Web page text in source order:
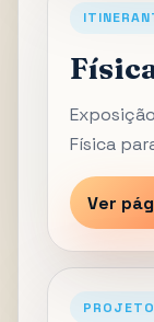
Física
Ver